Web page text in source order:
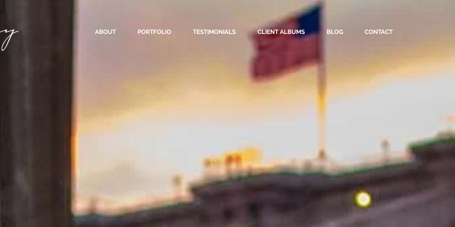
ABOUT PORTFOLIO TESTIMONIALS CLIENT ALBUMS BLOG CONTACT